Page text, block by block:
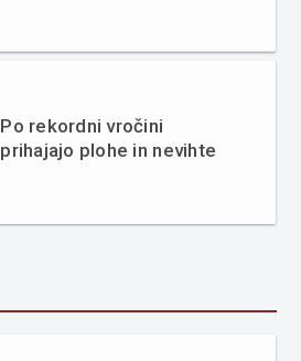
Po rekordni vročini
prihajajo plohe in nevihte